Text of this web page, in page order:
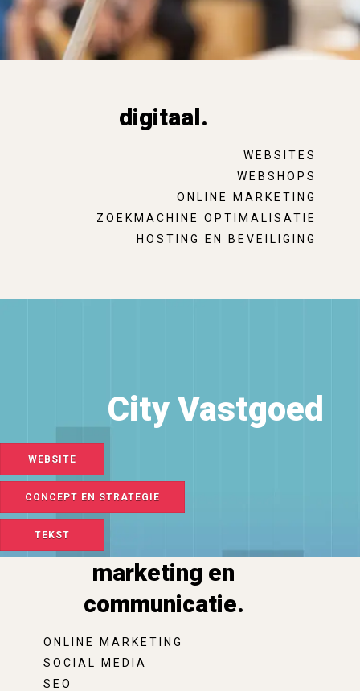
digitaal.
WEBSITES
WEBSHOPS
ONLINE MARKETING
ZOEKMACHINE OPTIMALISATIE
HOSTING EN BEVEILIGING
City Vastgoed
WEBSITE
CONCEPT EN STRATEGIE
TEKST
marketing en
communicatie.
ONLINE MARKETING
SOCIAL MEDIA
SEO